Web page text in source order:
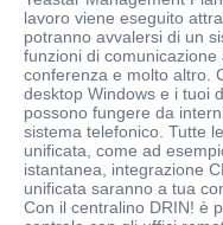
lavoro viene eseguito
potranno avvalersi di un
funzioni di comunicazione
conferenza e molto altro.
desktop Windows e i tuoi
possono fungere da
sistema telefonico. Tutte
unificata, come ad
istantanea, integrazione
unificata saranno a tua
Con il centralino DRIN! è